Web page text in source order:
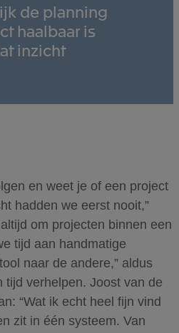
de planning
haalbaar is
inzicht
en weet je of een project
hadden we eerst nooit,”
om projecten binnen een
tijd aan handmatige
naar de andere,” aldus
verhelpen. Joost van de
“Wat ik echt heel fijn vind
zit in één systeem. Van